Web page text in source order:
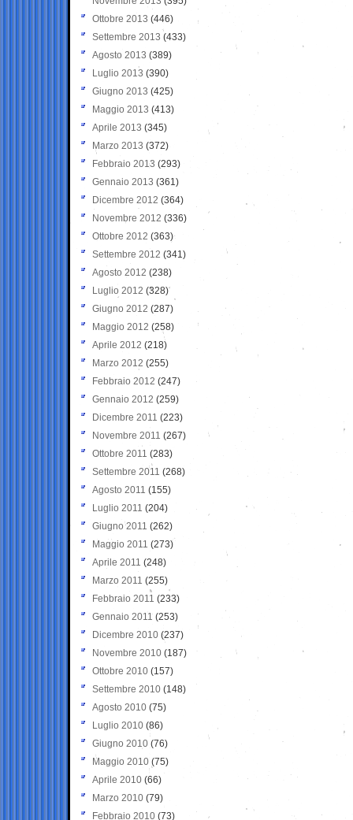
Ottobre 2013 (446)
Settembre 2013 (433)
Agosto 2013 (389)
Luglio 2013 (390)
Giugno 2013 (425)
Maggio 2013 (413)
Aprile 2013 (345)
Marzo 2013 (372)
Febbraio 2013 (293)
Gennaio 2013 (361)
Dicembre 2012 (364)
Novembre 2012 (336)
Ottobre 2012 (363)
Settembre 2012 (341)
Agosto 2012 (238)
Luglio 2012 (328)
Giugno 2012 (287)
Maggio 2012 (258)
Aprile 2012 (218)
Marzo 2012 (255)
Febbraio 2012 (247)
Gennaio 2012 (259)
Dicembre 2011 (223)
Novembre 2011 (267)
Ottobre 2011 (283)
Settembre 2011 (268)
Agosto 2011 (155)
Luglio 2011 (204)
Giugno 2011 (262)
Maggio 2011 (273)
Aprile 2011 (248)
Marzo 2011 (255)
Febbraio 2011 (233)
Gennaio 2011 (253)
Dicembre 2010 (237)
Novembre 2010 (187)
Ottobre 2010 (157)
Settembre 2010 (148)
Agosto 2010 (75)
Luglio 2010 (86)
Giugno 2010 (76)
Maggio 2010 (75)
Aprile 2010 (66)
Marzo 2010 (79)
Febbraio 2010 (73)